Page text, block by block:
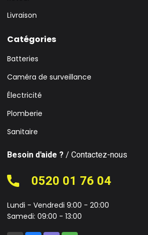
Livraison
Catégories
Batteries
Caméra de surveillance
Électricité
Plomberie
Sanitaire
Besoin d'aide ? / Contactez-nous
0520 01 76 04
Lundi - Vendredi 9:00 - 20:00
Samedi: 09:00 - 13:00